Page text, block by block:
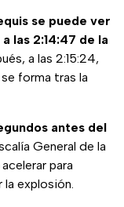
se puede ver
las 2:14:47 de la
a las 2:15:24,
forma tras la
antes del
General de la
para
explosión.